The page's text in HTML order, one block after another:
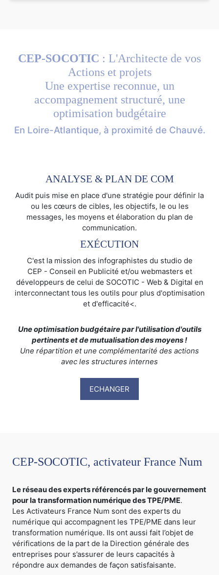
CEP-SOCOTIC : L'Architecte de vos
Actions et projets
Une expertise reconnue, un
accompagnement structuré, une
optimisation budgétaire
En Loire-Atlantique, à proximité de Chauvé.
ANALYSE & PLAN DE COM
Audit puis mise en place d'une stratégie pour définir la
ou les cœurs de cibles, les objectifs, le ou les
messages, les moyens et élaboration du plan de
communication.
EXÉCUTION
C'est la mission des infographistes du studio de
CEP - Conseil en Publicité et/ou webmasters et
développeurs de celui de SOCOTIC - Web & Digital en
interconnectant tous les outils pour plus d'optimisation
et d'efficacité<.
Une optimisation budgétaire par l'utilisation d'outils
pertinents et de mutualisation des moyens !
Une répartition et une complémentarité des actions
avec les structures internes
ECHANGER
CEP-SOCOTIC, activateur France Num
Le réseau des experts référencés par le gouvernement
pour la transformation numérique des TPE/PME.
Les Activateurs France Num sont des experts du
numérique qui accompagnent les TPE/PME dans leur
transformation numérique. Ils ont aussi fait l’objet de
vérifications de la part de la Direction générale des
entreprises pour s’assurer de leurs capacités à
répondre aux demandes de façon satisfaisante.